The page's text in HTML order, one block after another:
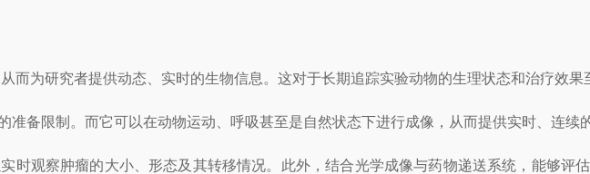
而为研究者提供动态、实时的生物信息。这对于长期追踪实验动物的生理状态和治疗效果
限制。而它可以在动物运动、呼吸甚至是自然状态下进行成像，从而提供实时、连续
观察肿瘤的大小、形态及其转移情况。此外，结合光学成像与药物递送系统，能够评